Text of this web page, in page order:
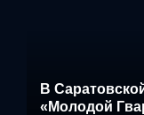
В
«Молодой